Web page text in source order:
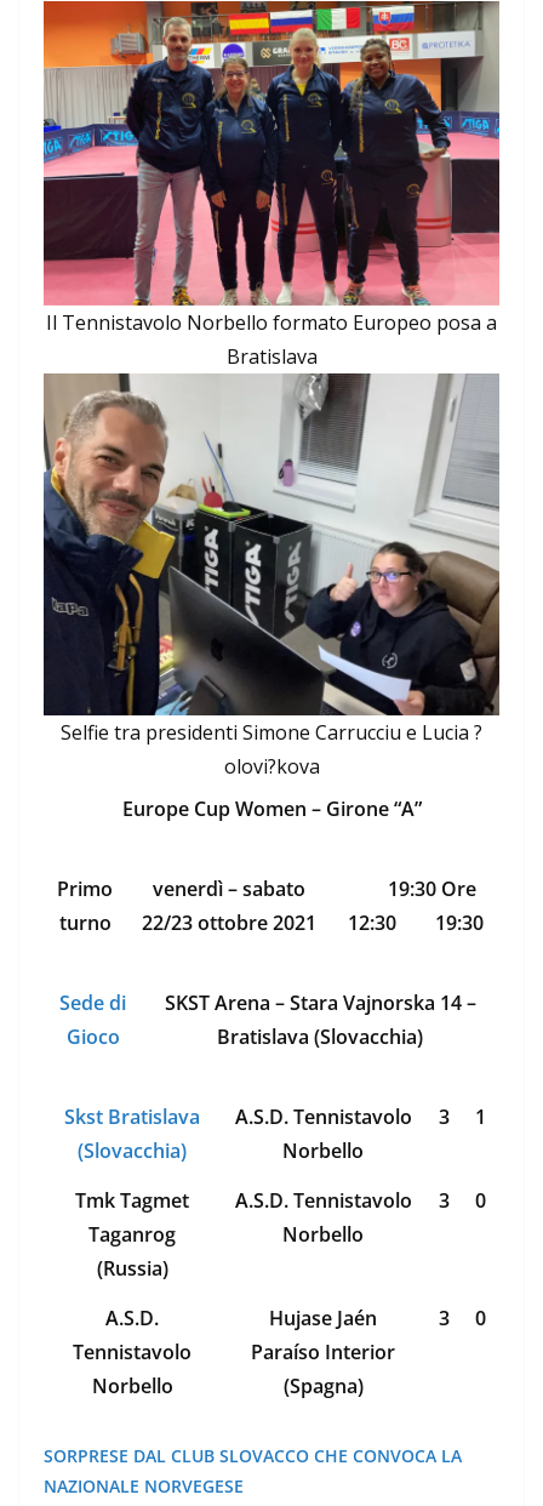
Il Tennistavolo Norbello formato Europeo posa a
Bratislava
Selfie tra presidenti Simone Carrucciu e Lucia ?
olovi?kova
Europe Cup Women – Girone “A”
Primo
turno
venerdì – sabato
22/23 ottobre 2021
19:30 Ore
12:30
19:30
Sede di
Gioco
SKST Arena – Stara Vajnorska 14 –
Bratislava (Slovacchia)
Skst Bratislava
(Slovacchia)
A.S.D. Tennistavolo
Norbello
3 1
Tmk Tagmet
Taganrog
(Russia)
A.S.D. Tennistavolo
Norbello
3 0
A.S.D.
Tennistavolo
Norbello
Hujase Jaén
Paraíso Interior
(Spagna)
3 0
SORPRESE DAL CLUB SLOVACCO CHE CONVOCA LA
NAZIONALE NORVEGESE